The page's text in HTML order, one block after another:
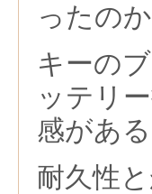
ったの
キーの
ッテリ
感があ
耐久性